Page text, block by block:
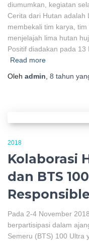
diumumkan, kegiatan
Cerita dari Hutan adalah
membekali tim karya,
menjelajah lima hutan
Positif diadakan pada
Read more
Oleh admin 8 tahun
2018
Kolaborasi
dan BTS
Pada 2-4 November
berpartisipasi dalam
Semeru (BTS) 100 Ultra